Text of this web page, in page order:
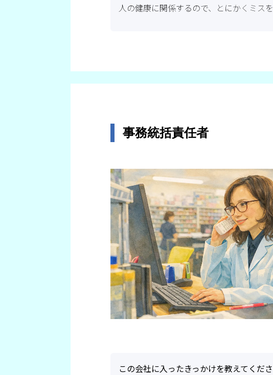
人の健康に関係するので、とにかくミス
事務統括責任者
この会社に入ったきっかけを教えてくだ